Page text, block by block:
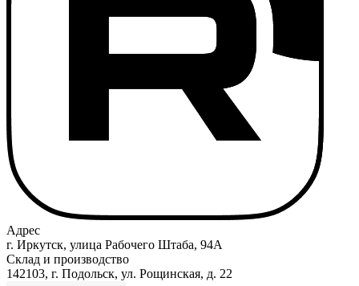
Адрес
г. Иркутск, улица Рабочего Штаба, 94А
Склад и производство
142103, г. Подольск, ул. Рощинская, д. 22